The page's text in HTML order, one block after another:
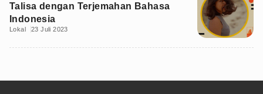
Talisa dengan Terjemahan Bahasa
Indonesia
Lokal 23 Juli 2023